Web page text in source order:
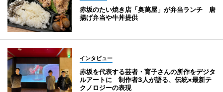
赤坂のたい焼き店「奥萬屋」が弁当ランチ 唐
揚げ弁当や牛丼提供
インタビュー
赤坂を代表する芸者・育子さんの所作をデジタ
ルアートに 制作者3人が語る、伝統×最新テ
クノロジーの表現